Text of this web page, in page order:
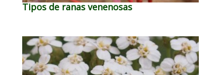
Tipos de ranas venenosas